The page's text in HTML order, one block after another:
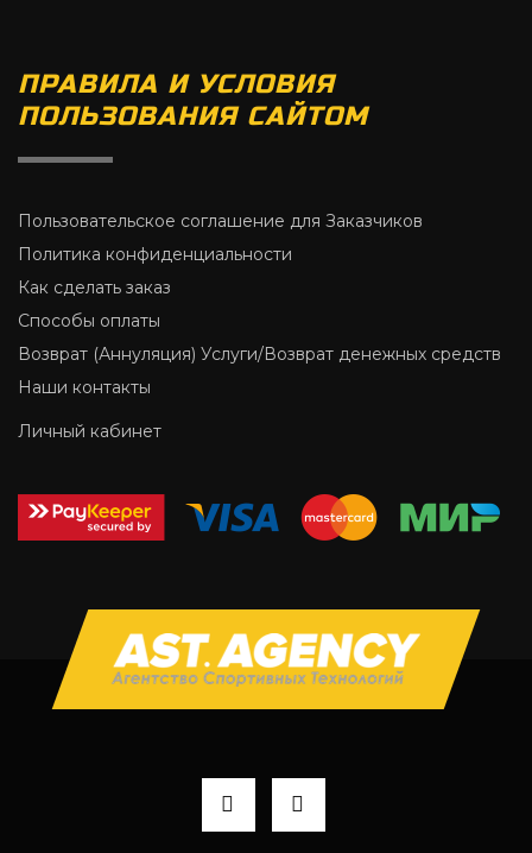
ПРАВИЛА И УСЛОВИЯ
ПОЛЬЗОВАНИЯ САЙТОМ
Пользовательское соглашение для Заказчиков
Политика конфиденциальности
Как сделать заказ
Способы оплаты
Возврат (Аннуляция) Услуги/Возврат денежных средств
Наши контакты
Личный кабинет